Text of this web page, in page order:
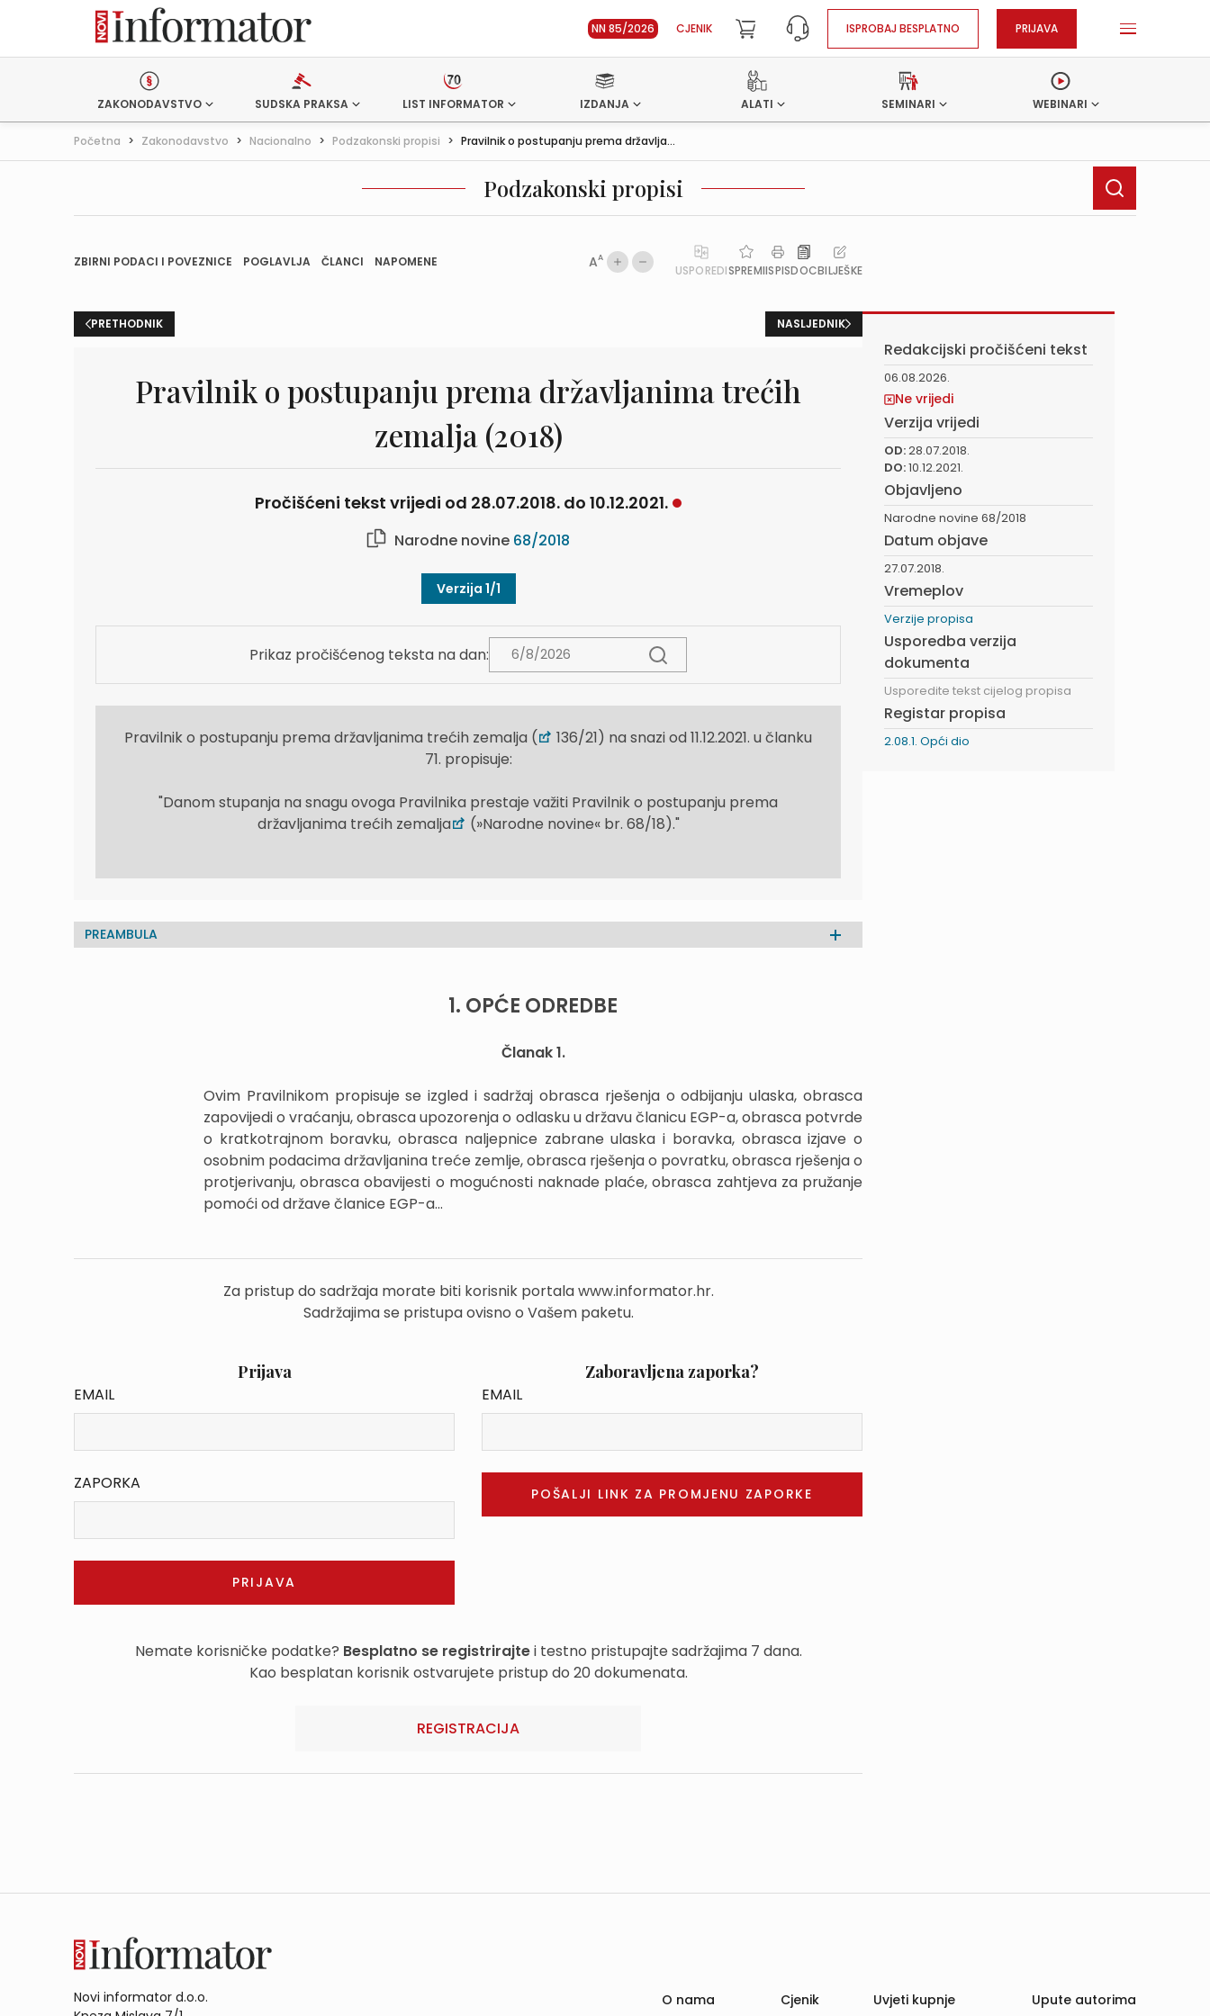
NN 85/2026 CJENIK ISPROBAJ BESPLATNO PRIJAVA
ZAKONODAVSTVO SUDSKA PRAKSA LIST INFORMATOR IZDANJA ALATI SEMINARI WEBINARI
Početna > Zakonodavstvo > Nacionalno > Podzakonski propisi > Pravilnik o postupanju prema državlja...
Podzakonski propisi
ZBIRNI PODACI I POVEZNICE POGLAVLJA ČLANCI NAPOMENE AA
USPOREDISPREMIISPISDOCBILJEŠKE
PRETHODNIK NASLJEDNIK
Pravilnik o postupanju prema državljanima trećih
zemalja (2018)
Pročišćeni tekst vrijedi od 28.07.2018. do 10.12.2021.
Narodne novine 68/2018
Verzija 1/1
Prikaz pročišćenog teksta na dan:
Pravilnik o postupanju prema državljanima trećih zemalja (
136/21) na snazi od 11.12.2021. u članku
71. propisuje:
"Danom stupanja na snagu ovoga Pravilnika prestaje važiti Pravilnik o postupanju prema
državljanima trećih zemalja
(»Narodne novine« br. 68/18)."
PREAMBULA
1. OPĆE ODREDBE
Članak 1.
Ovim Pravilnikom propisuje se izgled i sadržaj obrasca rješenja o odbijanju ulaska, obrasca
zapovijedi o vraćanju, obrasca upozorenja o odlasku u državu članicu EGP-a, obrasca potvrde
o kratkotrajnom boravku, obrasca naljepnice zabrane ulaska i boravka, obrasca izjave o
osobnim podacima državljanina treće zemlje, obrasca rješenja o povratku, obrasca rješenja o
protjerivanju, obrasca obavijesti o mogućnosti naknade plaće, obrasca zahtjeva za pružanje
pomoći od države članice EGP-a...
Za pristup do sadržaja morate biti korisnik portala www.informator.hr.
Sadržajima se pristupa ovisno o Vašem paketu.
Prijava
EMAIL
ZAPORKA
Zaboravljena zaporka?
EMAIL
Nemate korisničke podatke? Besplatno se registrirajtei testno pristupajte sadržajima 7 dana.
Kao besplatan korisnik ostvarujete pristup do 20 dokumenata.
REGISTRACIJA
Redakcijski pročišćeni tekst
06.08.2026.
Ne vrijedi
Verzija vrijedi
OD:28.07.2018.
DO:10.12.2021.
Objavljeno
Narodne novine 68/2018
Datum objave
27.07.2018.
Vremeplov
Verzije propisa
Usporedba verzija
dokumenta
Usporedite tekst cijelog propisa
Registar propisa
2.08.1. Opći dio
Novi informator d.o.o.
O nama Cjenik Uvjeti kupnje Upute autorima